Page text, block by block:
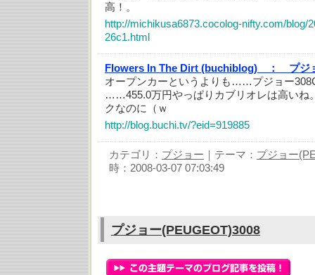
高！。
http://michikusa6873.cocolog-nifty.com/blog/
26c1.html
Flowers In The Dirt (buchiblog) ：
プジ
オープンカーというよりも……プジョー
……455.0万円やっぱりカブリオレは高いね
クなのに（ｗ
http://blog.buchi.tv/?eid=919885
カテゴリ： プジョー ｜テーマ： プジョー
時：2008-03-07 07:03:49
プジョー(PEUGEOT)3008